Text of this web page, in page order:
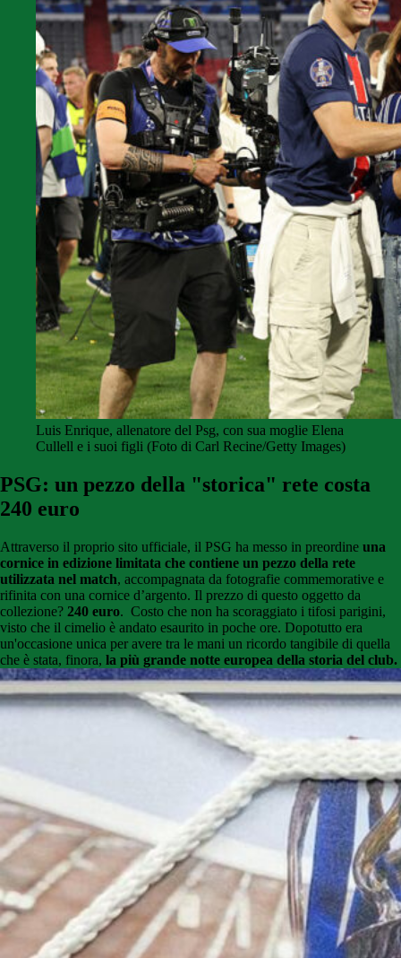
Luis Enrique, allenatore del Psg, con sua moglie Elena
Cullell e i suoi figli (Foto di Carl Recine/Getty Images)
PSG: un pezzo della "storica" rete costa
240 euro
Attraverso il proprio sito ufficiale, il PSG ha messo in preordine una
cornice in edizione limitata che contiene un pezzo della rete
utilizzata nel match, accompagnata da fotografie commemorative e
rifinita con una cornice d’argento. Il prezzo di questo oggetto da
collezione? 240 euro. Costo che non ha scoraggiato i tifosi parigini,
visto che il cimelio è andato esaurito in poche ore. Dopotutto era
un'occasione unica per avere tra le mani un ricordo tangibile di quella
che è stata, finora, la più grande notte europea della storia del club.